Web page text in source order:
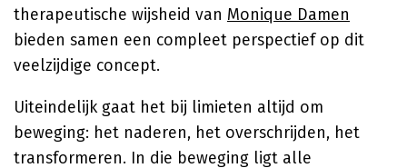
therapeutische wijsheid van Monique Damen
bieden samen een compleet perspectief op dit
veelzijdige concept.
Uiteindelijk gaat het bij limieten altijd om
beweging: het naderen, het overschrijden, het
transformeren. In die beweging ligt alle